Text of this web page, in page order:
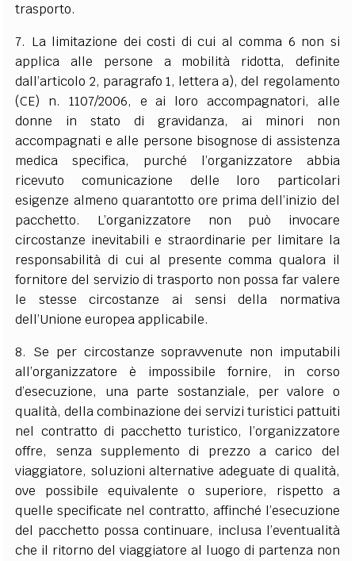
trasporto.
7. La limitazione dei costi di cui al comma 6 non si
applica alle persone a mobilità ridotta, definite
dall’articolo 2, paragrafo 1, lettera a), del regolamento
(CE) n. 1107/2006, e ai loro accompagnatori, alle
donne in stato di gravidanza, ai minori non
accompagnati e alle persone bisognose di assistenza
medica specifica, purché l’organizzatore abbia
ricevuto comunicazione delle loro particolari
esigenze almeno quarantotto ore prima dell’inizio del
pacchetto. L’organizzatore non può invocare
circostanze inevitabili e straordinarie per limitare la
responsabilità di cui al presente comma qualora il
fornitore del servizio di trasporto non possa far valere
le stesse circostanze ai sensi della normativa
dell’Unione europea applicabile.
8. Se per circostanze sopravvenute non imputabili
all’organizzatore è impossibile fornire, in corso
d’esecuzione, una parte sostanziale, per valore o
qualità, della combinazione dei servizi turistici pattuiti
nel contratto di pacchetto turistico, l’organizzatore
offre, senza supplemento di prezzo a carico del
viaggiatore, soluzioni alternative adeguate di qualità,
ove possibile equivalente o superiore, rispetto a
quelle specificate nel contratto, affinché l’esecuzione
del pacchetto possa continuare, inclusa l’eventualità
che il ritorno del viaggiatore al luogo di partenza non